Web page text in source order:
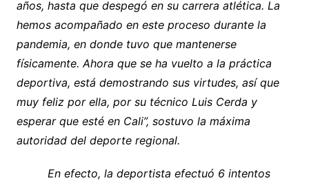
años, hasta que despegó en su carrera atlética. La
hemos acompañado en este proceso durante la
pandemia, en donde tuvo que mantenerse
físicamente. Ahora que se ha vuelto a la práctica
deportiva, está demostrando sus virtudes, así que
muy feliz por ella, por su técnico Luis Cerda y
esperar que esté en Cali”, sostuvo la máxima
autoridad del deporte regional.
En efecto, la deportista efectuó 6 intentos